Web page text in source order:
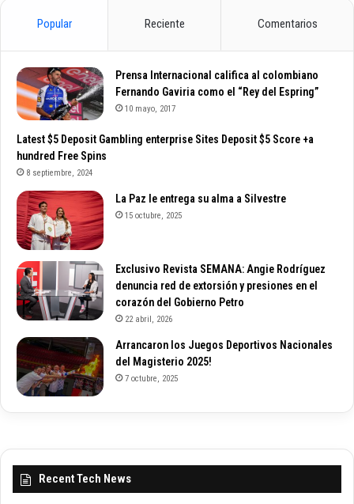
Popular Reciente Comentarios
Prensa Internacional califica al colombiano
Fernando Gaviria como el “Rey del Espring”
10 mayo, 2017
Latest $5 Deposit Gambling enterprise Sites Deposit $5 Score +a
hundred Free Spins
8 septiembre, 2024
La Paz le entrega su alma a Silvestre
15 octubre, 2025
Exclusivo Revista SEMANA: Angie Rodríguez
denuncia red de extorsión y presiones en el
corazón del Gobierno Petro
22 abril, 2026
Arrancaron los Juegos Deportivos Nacionales
del Magisterio 2025!
7 octubre, 2025
Recent Tech News